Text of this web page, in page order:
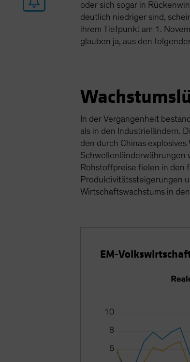
oder sich sogar in
deutlich niedriger sind,
ihrem Tiefpunkt am 1.
glauben ja, aus den
In der Vergangenheit
als in den Industrieländern.
den durch Chinas
Schwellenländerwährungen
Rohstoffpreise fielen in den
Produktivitätssteigerungen
Wirtschaftswachstums in
EM-